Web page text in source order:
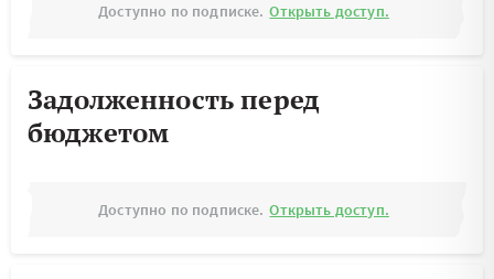
Доступно по подписке. Открыть доступ.
Задолженность перед
бюджетом
Доступно по подписке. Открыть доступ.